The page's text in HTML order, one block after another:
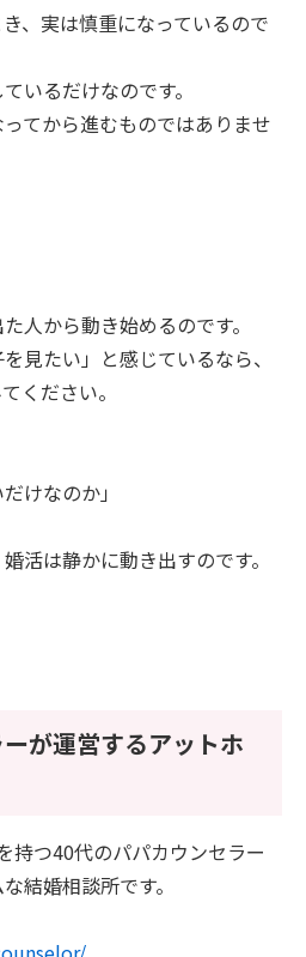
、実は慎重になっているので
いるだけなのです。
てから進むものではありませ
人から動き始めるのです。
見たい」と感じているなら、
ください。
けなのか」
活は静かに動き出すのです。
が運営するアットホ
持つ40代のパパカウンセラー
結婚相談所です。